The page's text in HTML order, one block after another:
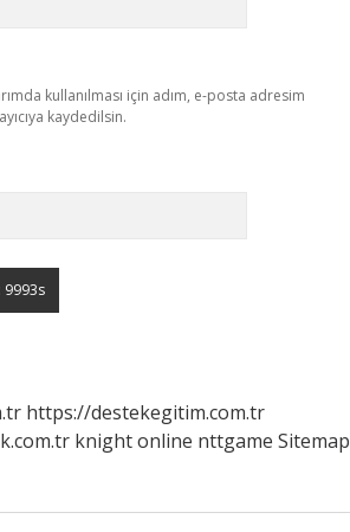
kullanılması için adım, e-posta adresim
kaydedilsin.
https://destekegitim.com.tr
knight online nttgame Sitemap